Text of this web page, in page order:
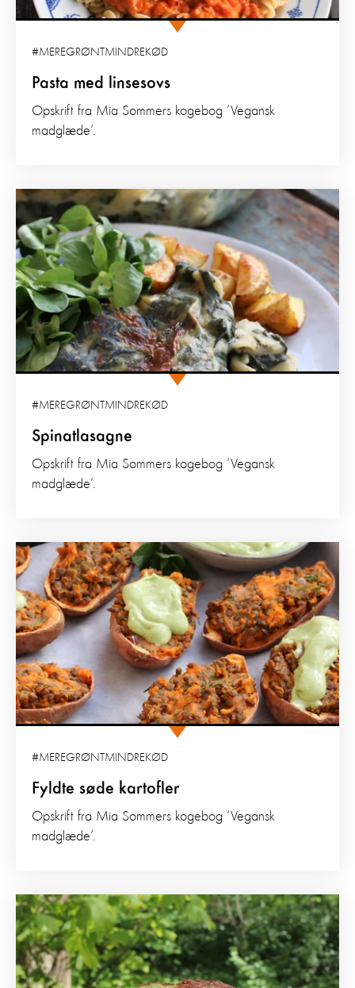
Pasta med linsesovs
#MEREGRØNTMINDREKØD
Opskrift fra Mia Sommers kogebog ‘Vegansk
madglæde’.
Spinatlasagne
#MEREGRØNTMINDREKØD
Opskrift fra Mia Sommers kogebog ‘Vegansk
madglæde’.
Fyldte søde kartofler
#MEREGRØNTMINDREKØD
Opskrift fra Mia Sommers kogebog ‘Vegansk
madglæde’.